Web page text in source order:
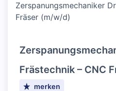
Zerspanungsmechaniker
Fräser (m/w/d)
Frästechnik – CNC
merken